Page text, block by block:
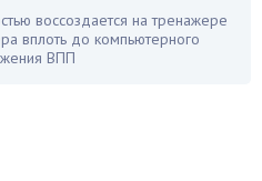
воссоздается на тренажере
вплоть до компьютерного
ВПП